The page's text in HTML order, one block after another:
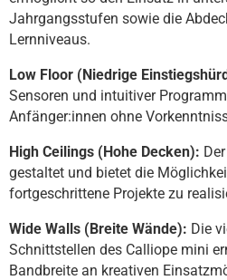
Jahrgangsstufen sowie die
Lernniveaus.
Low Floor (Niedrige
Sensoren und intuitiver
Anfänger:innen ohne
High Ceilings (Hohe Decken):
gestaltet und bietet die
fortgeschrittene Projekte zu
Wide Walls (Breite Wände): Die
Schnittstellen des Calliope mini
Bandbreite an kreativen